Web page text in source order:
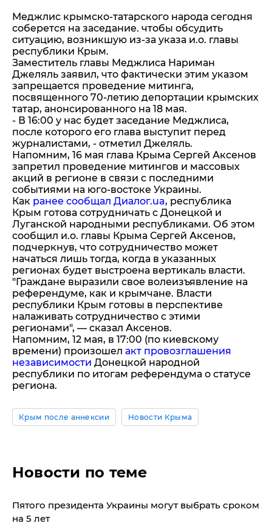
Меджлис крымско-татарского народа сегодня
соберется на заседание. чтобы обсудить
ситуацию, возникшую из-за указа и.о. главы
республики Крым.
Заместитель главы Меджлиса Нариман
Джеляль заявил, что фактически этим указом
запрещается проведение митинга,
посвященного 70-летию депортации крымских
татар, анонсированного на 18 мая.
- В 16:00 у нас будет заседание Меджлиса,
после которого его глава выступит перед
журналистами, - отметил Джеляль.
Напомним, 16 мая глава Крыма Сергей Аксенов
запретил проведение митингов и массовых
акций в регионе в связи с последними
событиями на юго-востоке Украины.
Как ранее сообщал Диалог.ua, республика
Крым готова сотрудничать с Донецкой и
Луганской народными республиками. Об этом
сообщил и.о. главы Крыма Сергей Аксенов,
подчеркнув, что сотрудничество может
начаться лишь тогда, когда в указанных
регионах будет выстроена вертикаль власти.
"Граждане выразили свое волеизъявление на
референдуме, как и крымчане. Власти
республики Крым готовы в перспективе
налаживать сотрудничество с этими
регионами", — сказал Аксенов.
Напомним, 12 мая, в 17:00 (по киевскому
времени) произошел акт провозглашения
независимости Донецкой народной
республики по итогам референдума о статусе
региона.
Крым после аннексии Новости Крыма
Новости по теме
Пятого президента Украины могут выбрать сроком
на 5 лет